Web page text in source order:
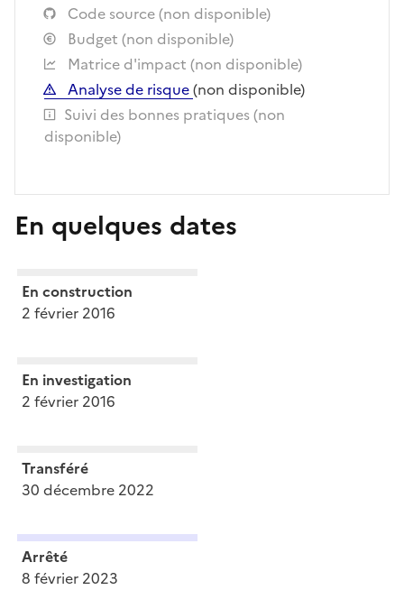
Code source (non disponible)
Budget (non disponible)
Matrice d'impact (non disponible)
Analyse de risque(non disponible)
Suivi des bonnes pratiques (non
disponible)
En quelques dates
En construction
2 février 2016
En investigation
2 février 2016
Transféré
30 décembre 2022
Arrêté
8 février 2023